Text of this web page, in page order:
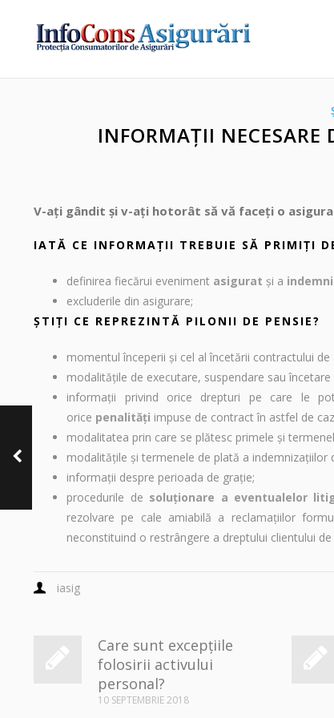
Știți ce înseamnă
coasigurarea?
INFORMAȚII NECESARE
V-ați gândit și v-ați hotorât să vă faceți o
IATĂ CE INFORMAȚII TREBUIE SĂ PRIMIȚI
definirea fiecărui eveniment asigurat şi a
excluderile din asigurare;
ȘTIȚI CE REPREZINTĂ PILONII DE PENSIE?
momentul începerii şi cel al încetării contractului de
modalităţile de executare, suspendare sau
informaţii privind orice drepturi pe care le
orice penalităţi impuse de contract în astfel de
modalitatea prin care se plătesc primele şi
modalităţile şi termenele de plată a
informaţii despre perioada de graţie;
procedurile de soluţionare a eventualelor
rezolvare pe cale amiabilă a reclamaţiilor
neconstituind o restrângere a dreptului clientului
iasig
Care sunt excepțiile
folosirii activului
personal?
10 SEPTEMBRIE 2018